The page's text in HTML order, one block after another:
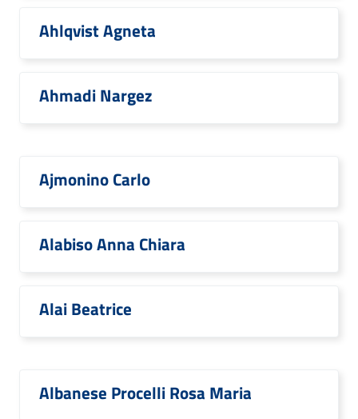
Ahlqvist Agneta
Ahmadi Nargez
Ajmonino Carlo
Alabiso Anna Chiara
Alai Beatrice
Albanese Procelli Rosa Maria